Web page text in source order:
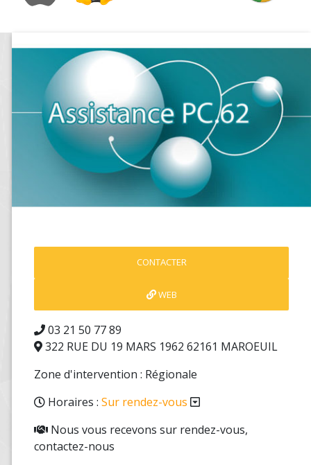
CONTACTER
WEB
03 21 50 77 89
322 RUE DU 19 MARS 1962 62161 MAROEUIL
Zone d'intervention : Régionale
Horaires : Sur rendez-vous
Nous vous recevons sur rendez-vous,
contactez-nous